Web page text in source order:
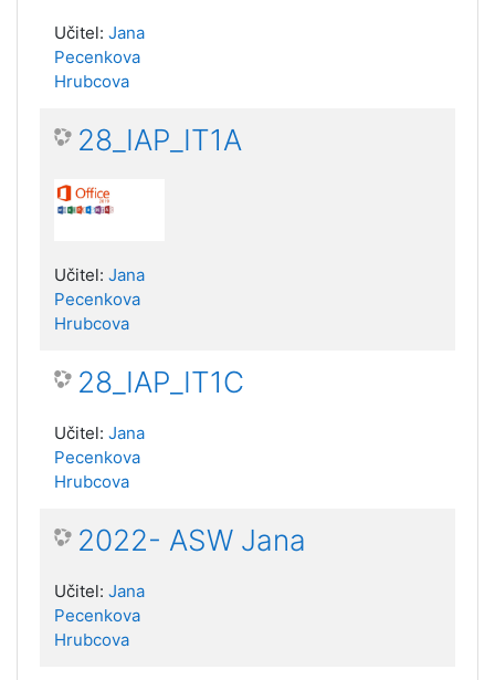
Učitel: Jana
Pecenkova
Hrubcova
28_IAP_IT1A
Učitel: Jana
Pecenkova
Hrubcova
28_IAP_IT1C
Učitel: Jana
Pecenkova
Hrubcova
2022- ASW Jana
Učitel: Jana
Pecenkova
Hrubcova